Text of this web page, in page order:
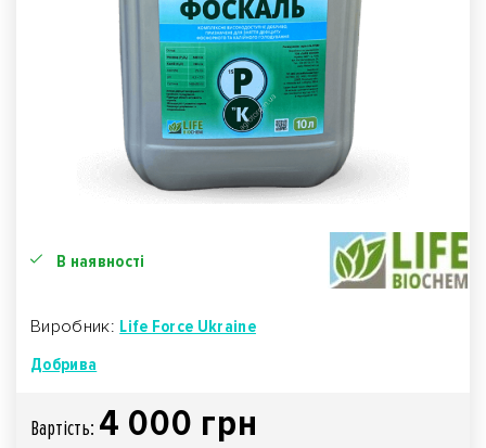
В наявності
Виробник: Life Force Ukraine
Добрива
Вартiсть: 4 000 грн